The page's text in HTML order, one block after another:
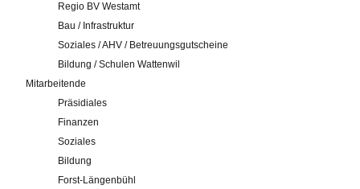
Regio BV Westamt
Bau / Infrastruktur
Soziales / AHV / Betreuungsgutscheine
Bildung / Schulen Wattenwil
Mitarbeitende
Präsidiales
Finanzen
Soziales
Bildung
Forst-Längenbühl